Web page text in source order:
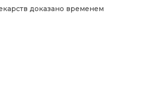
доказано временем